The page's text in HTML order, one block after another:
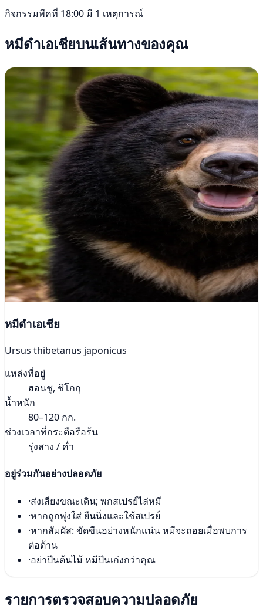
กิจกรรมพีคที่ 18:00 มี 1 เหตุการณ์
หมีดำเอเชียบนเส้นทางของคุณ
หมีดำเอเชีย
Ursus thibetanus japonicus
แหล่งที่อยู่
ฮอนชู, ชิโกกุ
น้ำหนัก
80–120 กก.
ช่วงเวลาที่กระตือรือร้น
รุ่งสาง / ค่ำ
อยู่ร่วมกันอย่างปลอดภัย
·ส่งเสียงขณะเดิน; พกสเปรย์ไล่หมี
·หากถูกพุ่งใส่ ยืนนิ่งและใช้สเปรย์
·หากสัมผัส: ขัดขืนอย่างหนักแน่น หมีจะถอยเมื่อพบการ
ต่อต้าน
·อย่าปีนต้นไม้ หมีปีนเก่งกว่าคุณ
รายการตรวจสอบความปลอดภัย